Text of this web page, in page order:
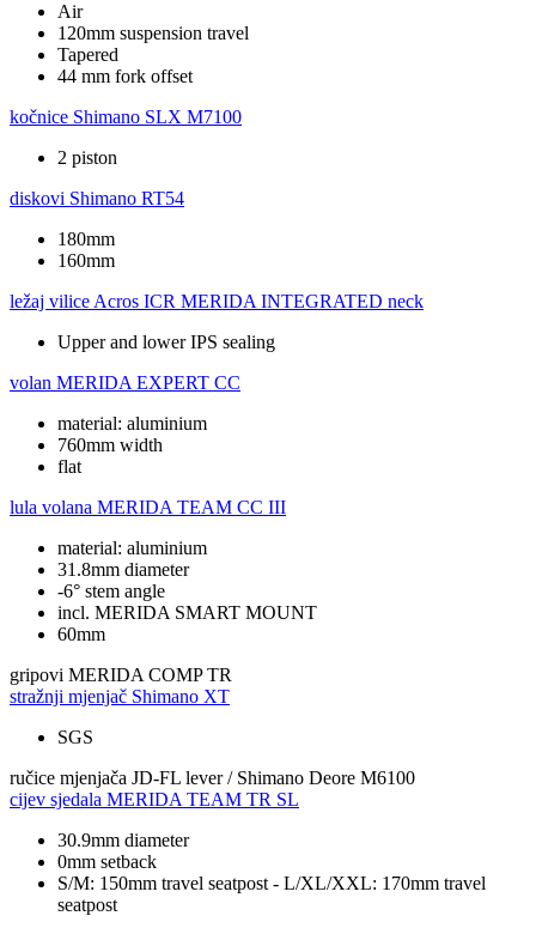
Air
120mm suspension travel
Tapered
44 mm fork offset
kočnice Shimano SLX M7100
2 piston
diskovi Shimano RT54
180mm
160mm
ležaj vilice Acros ICR MERIDA INTEGRATED neck
Upper and lower IPS sealing
volan MERIDA EXPERT CC
material: aluminium
760mm width
flat
lula volana MERIDA TEAM CC III
material: aluminium
31.8mm diameter
-6° stem angle
incl. MERIDA SMART MOUNT
60mm
gripovi MERIDA COMP TR
stražnji mjenjač Shimano XT
SGS
ručice mjenjača JD-FL lever / Shimano Deore M6100
cijev sjedala MERIDA TEAM TR SL
30.9mm diameter
0mm setback
S/M: 150mm travel seatpost - L/XL/XXL: 170mm travel
seatpost